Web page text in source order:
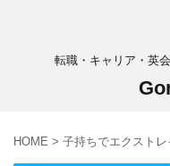
転職・キャリア・英
HOME > 子持ちでエクスト